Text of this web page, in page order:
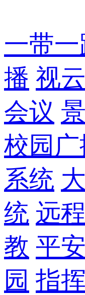
一带一
播 视
会议
校园广
系统
统 远
教 平
园 指